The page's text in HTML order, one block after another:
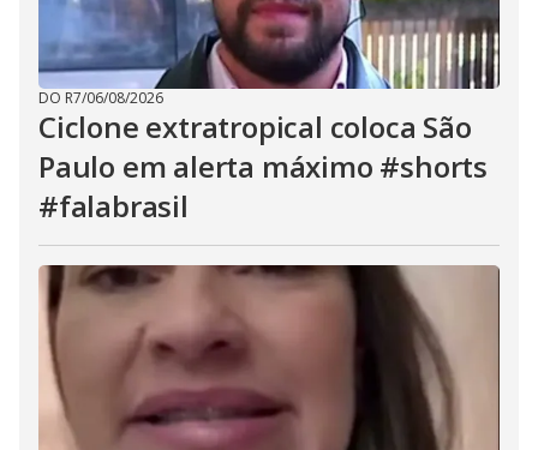
DO R7/06/08/2026
Ciclone extratropical coloca São
Paulo em alerta máximo #shorts
#falabrasil